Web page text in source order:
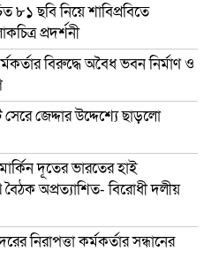
৮১ ছবি নিয়ে শাবিপ্রবিতে
প্রদর্শনী
বিরুদ্ধে অবৈধ ভবন নির্মাণ ও
জেদ্দার উদ্দেশ্যে ছাড়লো
দূতের ভারতের হাই
বৈঠক অপ্রত্যাশিত- বিরোধী দলীয়
নিরাপত্তা কর্মকর্তার সন্ধানের